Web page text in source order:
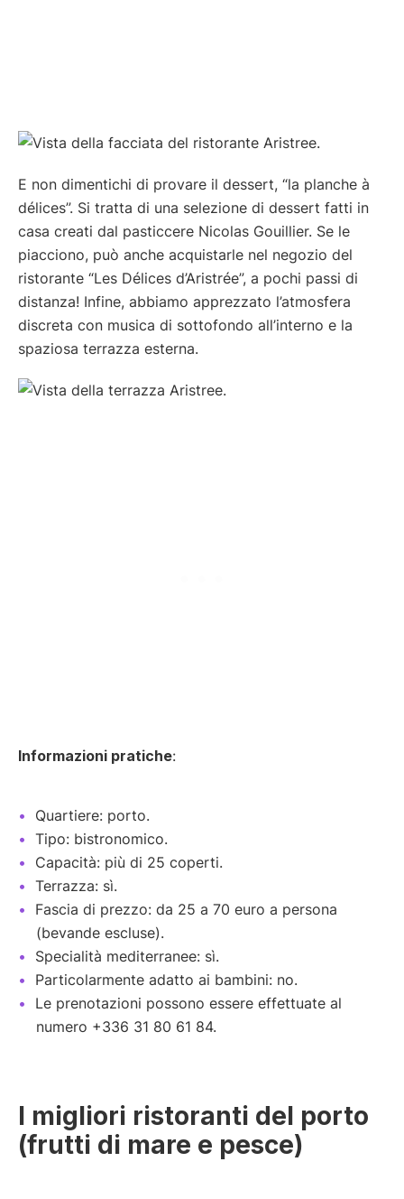
E non dimentichi di provare il dessert, “la planche à
délices”. Si tratta di una selezione di dessert fatti in
casa creati dal pasticcere Nicolas Gouillier. Se le
piacciono, può anche acquistarle nel negozio del
ristorante “Les Délices d’Aristrée”, a pochi passi di
distanza! Infine, abbiamo apprezzato l’atmosfera
discreta con musica di sottofondo all’interno e la
spaziosa terrazza esterna.
Informazioni pratiche:
Quartiere: porto.
Tipo: bistronomico.
Capacità: più di 25 coperti.
Terrazza: sì.
Fascia di prezzo: da 25 a 70 euro a persona
(bevande escluse).
Specialità mediterranee: sì.
Particolarmente adatto ai bambini: no.
Le prenotazioni possono essere effettuate al
numero +336 31 80 61 84.
I migliori ristoranti del porto
(frutti di mare e pesce)